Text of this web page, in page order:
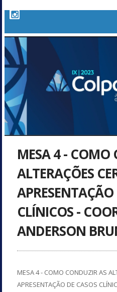
MESA 4 - COMO
ALTERAÇÕES
APRESENTAÇÃO
CLÍNICOS -
ANDERSON
MESA 4 - COMO CONDUZIR AS
APRESENTAÇÃO DE CASOS